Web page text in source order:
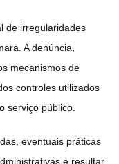
de irregularidades
A denúncia,
mecanismos de
controles utilizados
serviço público.
eventuais práticas
e resultar